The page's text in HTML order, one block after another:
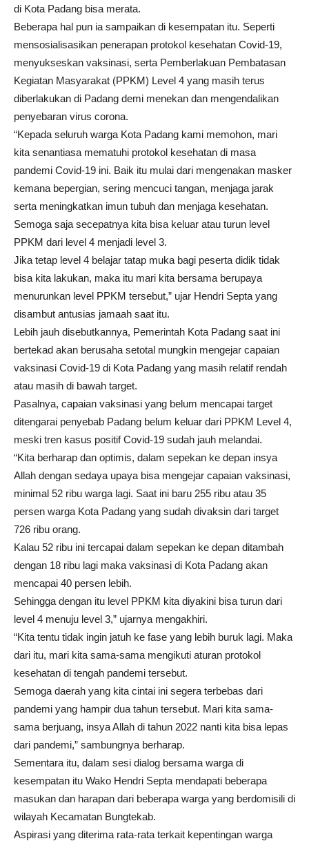
di Kota Padang bisa merata.
Beberapa hal pun ia sampaikan di kesempatan itu. Seperti
mensosialisasikan penerapan protokol kesehatan Covid-19,
menyukseskan vaksinasi, serta Pemberlakuan Pembatasan
Kegiatan Masyarakat (PPKM) Level 4 yang masih terus
diberlakukan di Padang demi menekan dan mengendalikan
penyebaran virus corona.
“Kepada seluruh warga Kota Padang kami memohon, mari
kita senantiasa mematuhi protokol kesehatan di masa
pandemi Covid-19 ini. Baik itu mulai dari mengenakan masker
kemana bepergian, sering mencuci tangan, menjaga jarak
serta meningkatkan imun tubuh dan menjaga kesehatan.
Semoga saja secepatnya kita bisa keluar atau turun level
PPKM dari level 4 menjadi level 3.
Jika tetap level 4 belajar tatap muka bagi peserta didik tidak
bisa kita lakukan, maka itu mari kita bersama berupaya
menurunkan level PPKM tersebut,” ujar Hendri Septa yang
disambut antusias jamaah saat itu.
Lebih jauh disebutkannya, Pemerintah Kota Padang saat ini
bertekad akan berusaha setotal mungkin mengejar capaian
vaksinasi Covid-19 di Kota Padang yang masih relatif rendah
atau masih di bawah target.
Pasalnya, capaian vaksinasi yang belum mencapai target
ditengarai penyebab Padang belum keluar dari PPKM Level 4,
meski tren kasus positif Covid-19 sudah jauh melandai.
“Kita berharap dan optimis, dalam sepekan ke depan insya
Allah dengan sedaya upaya bisa mengejar capaian vaksinasi,
minimal 52 ribu warga lagi. Saat ini baru 255 ribu atau 35
persen warga Kota Padang yang sudah divaksin dari target
726 ribu orang.
Kalau 52 ribu ini tercapai dalam sepekan ke depan ditambah
dengan 18 ribu lagi maka vaksinasi di Kota Padang akan
mencapai 40 persen lebih.
Sehingga dengan itu level PPKM kita diyakini bisa turun dari
level 4 menuju level 3,” ujarnya mengakhiri.
“Kita tentu tidak ingin jatuh ke fase yang lebih buruk lagi. Maka
dari itu, mari kita sama-sama mengikuti aturan protokol
kesehatan di tengah pandemi tersebut.
Semoga daerah yang kita cintai ini segera terbebas dari
pandemi yang hampir dua tahun tersebut. Mari kita sama-
sama berjuang, insya Allah di tahun 2022 nanti kita bisa lepas
dari pandemi,” sambungnya berharap.
Sementara itu, dalam sesi dialog bersama warga di
kesempatan itu Wako Hendri Septa mendapati beberapa
masukan dan harapan dari beberapa warga yang berdomisili di
wilayah Kecamatan Bungtekab.
Aspirasi yang diterima rata-rata terkait kepentingan warga